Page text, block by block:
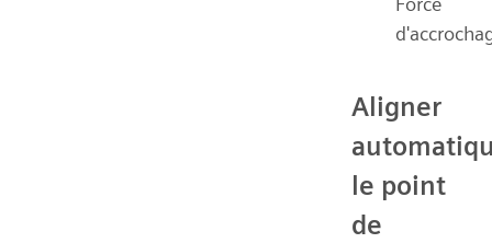
Aligner
le point
de